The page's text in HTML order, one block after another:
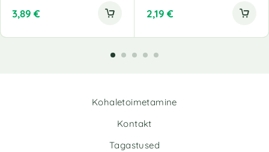
3,89€ 2,19€
Kohaletoimetamine
Kontakt
Tagastused